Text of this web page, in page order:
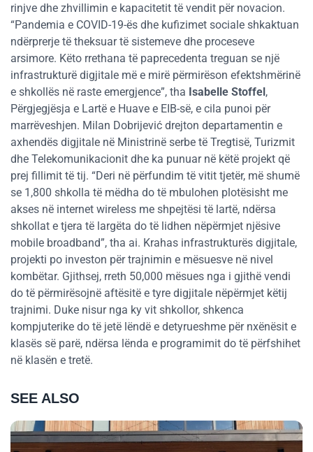
rinjve dhe zhvillimin e kapacitetit të vendit për novacion.
“Pandemia e COVID-19-ës dhe kufizimet sociale shkaktuan
ndërprerje të theksuar të sistemeve dhe proceseve
arsimore. Këto rrethana të paprecedenta treguan se një
infrastrukturë digjitale më e mirë përmirëson efektshmërinë
e shkollës në raste emergjence”, tha Isabelle Stoffel,
Përgjegjësja e Lartë e Huave e EIB-së, e cila punoi për
marrëveshjen. Milan Dobrijević drejton departamentin e
axhendës digjitale në Ministrinë serbe të Tregtisë, Turizmit
dhe Telekomunikacionit dhe ka punuar në këtë projekt që
prej fillimit të tij. “Deri në përfundim të vitit tjetër, më shumë
se 1,800 shkolla të mëdha do të mbulohen plotësisht me
akses në internet wireless me shpejtësi të lartë, ndërsa
shkollat e tjera të largëta do të lidhen nëpërmjet njësive
mobile broadband”, tha ai. Krahas infrastrukturës digjitale,
projekti po investon për trajnimin e mësuesve në nivel
kombëtar. Gjithsej, rreth 50,000 mësues nga i gjithë vendi
do të përmirësojnë aftësitë e tyre digjitale nëpërmjet këtij
trajnimi. Duke nisur nga ky vit shkollor, shkenca
kompjuterike do të jetë lëndë e detyrueshme për nxënësit e
klasës së parë, ndërsa lënda e programimit do të përfshihet
në klasën e tretë.
SEE ALSO